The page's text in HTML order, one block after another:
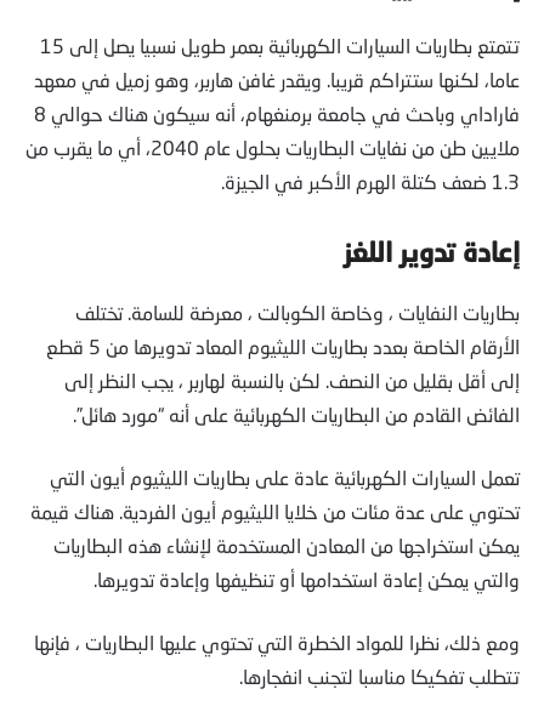
تتمتع بطاريات السيارات الكهربائية بعمر طويل نسبيا يصل إلى 15
عاما، لكنها ستتراكم قريبا. ويقدر غافن هاربر، وهو زميل في معهد
فاراداي وباحث في جامعة برمنغهام، أنه سيكون هناك حوالي 8
ملايين طن من نفايات البطاريات بحلول عام 2040، أي ما يقرب من
1.3 ضعف كتلة الهرم الأكبر في الجيزة.
إعادة تدوير اللغز
بطاريات النفايات ، وخاصة الكوبالت ، معرضة للسامة. تختلف
الأرقام الخاصة بعدد بطاريات الليثيوم المعاد تدويرها من 5 قطع
إلى أقل بقليل من النصف. لكن بالنسبة لهاربر ، يجب النظر إلى
الفائض القادم من البطاريات الكهربائية على أنه “مورد هائل”.
تعمل السيارات الكهربائية عادة على بطاريات الليثيوم أيون التي
تحتوي على عدة مئات من خلايا الليثيوم أيون الفردية. هناك قيمة
يمكن استخراجها من المعادن المستخدمة لإنشاء هذه البطاريات
والتي يمكن إعادة استخدامها أو تنظيفها وإعادة تدويرها.
ومع ذلك، نظرا للمواد الخطرة التي تحتوي عليها البطاريات ، فإنها
تتطلب تفكيكا مناسبا لتجنب انفجارها.